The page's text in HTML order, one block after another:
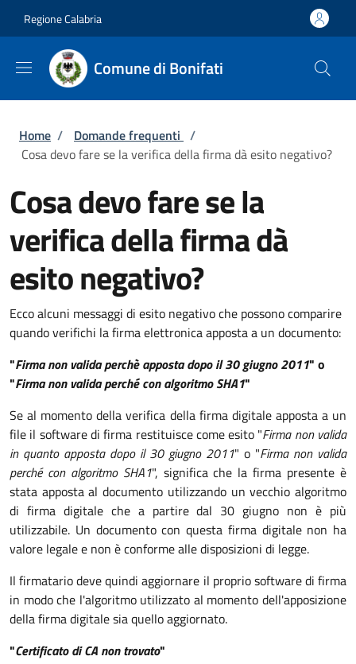
Regione Calabria
Comune di Bonifati
Briciole di pane
Home / Domande frequenti /
Cosa devo fare se la verifica della firma dà esito negativo?
Cosa devo fare se la
verifica della firma dà
esito negativo?
Ecco alcuni messaggi di esito negativo che possono comparire
quando verifichi la firma elettronica apposta a un documento:
"Firma non valida perchè apposta dopo il 30 giugno 2011" o
"Firma non valida perché con algoritmo SHA1"
Se al momento della verifica della firma digitale apposta a un
file il software di firma restituisce come esito "Firma non valida
in quanto apposta dopo il 30 giugno 2011" o "Firma non valida
perché con algoritmo SHA1", significa che la firma presente è
stata apposta al documento utilizzando un vecchio algoritmo
di firma digitale che a partire dal 30 giugno non è più
utilizzabile. Un documento con questa firma digitale non ha
valore legale e non è conforme alle disposizioni di legge.
Il firmatario deve quindi aggiornare il proprio software di firma
in modo che l'algoritmo utilizzato al momento dell'apposizione
della firma digitale sia quello aggiornato.
"Certificato di CA non trovato"